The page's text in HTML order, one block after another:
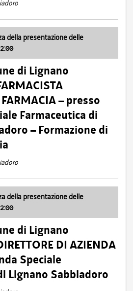
della presentazione delle
di Lignano
– presso
Farmaceutica di
– Formazione di
della presentazione delle
di Lignano
DI AZIENDA
Speciale
Lignano Sabbiadoro